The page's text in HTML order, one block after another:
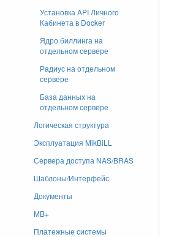
Установка API Личного
Кабинета в Docker
Ядро биллинга на
отдельном сервере
Радиус на отдельном
сервере
База данных на
отдельном сервере
Логическая структура
Эксплуатация MikBiLL
Сервера доступа NAS/BRAS
Шаблоны/Интерфейс
Документы
MB+
Платежные системы